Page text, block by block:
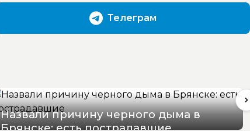
Телеграм
Назвали причину черного дыма в
Брянске: есть пострадавшие